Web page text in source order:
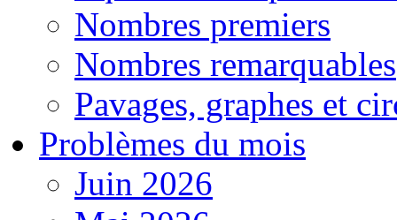
Nombres premiers
Nombres remarquables
Pavages, graphes et
Problèmes du mois
Juin 2026